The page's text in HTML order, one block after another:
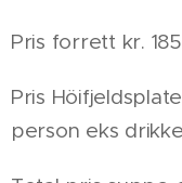
Pris forrett kr.
Pris
person eks drikke